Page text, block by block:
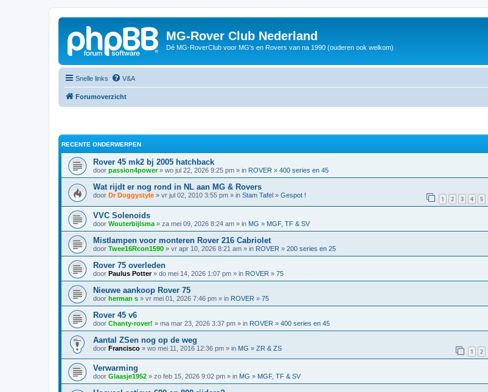
MG-Rover Club Nederland
Dé MG-RoverClub voor MG's en Rovers van na 1990 (ouderen ook welkom)
Snelle links V&A
Forumoverzicht
RECENTE ONDERWERPEN
Rover 45 mk2 bj 2005 hatchback
door passion4power» wo jul 22, 2026 9:25 pm » in ROVER » 400 series en 45
Wat rijdt er nog rond in NL aan MG & Rovers
1 2 3 4 5
door Dr Doggystyle » vr jul 02, 2010 3:55 pm » in Stam Tafel » Gespot !
VVC Solenoids
door Wouterbijlsma » za mei 09, 2026 8:24 am » in MG » MGF, TF & SV
Mistlampen voor monteren Rover 216 Cabriolet
door Twee16Rcon1590 » vr apr 10, 2026 8:21 am » in ROVER » 200 series en 25
Rover 75 overleden
door Paulus Potter» do mei 14, 2026 1:07 pm » in ROVER » 75
Nieuwe aankoop Rover 75
door herman s » vr mei 01, 2026 7:46 pm » in ROVER » 75
Rover 45 v6
door Chanty-rover! » ma mar 23, 2026 3:37 pm » in ROVER » 400 series en 45
Aantal ZSen nog op de weg
1 2
door Francisco » wo mei 11, 2016 12:36 pm » in MG » ZR & ZS
Verwarming
door Glaasje1952 » zo feb 15, 2026 9:02 pm » in MG » MGF, TF & SV